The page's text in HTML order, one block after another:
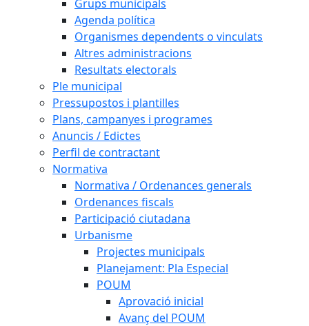
Grups municipals
Agenda política
Organismes dependents o vinculats
Altres administracions
Resultats electorals
Ple municipal
Pressupostos i plantilles
Plans, campanyes i programes
Anuncis / Edictes
Perfil de contractant
Normativa
Normativa / Ordenances generals
Ordenances fiscals
Participació ciutadana
Urbanisme
Projectes municipals
Planejament: Pla Especial
POUM
Aprovació inicial
Avanç del POUM